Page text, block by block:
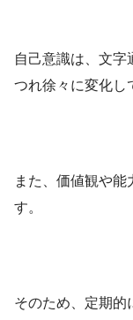
自己意識は、文字
つれ徐々に変化し
また、価値観や能
す。
そのため、定期的